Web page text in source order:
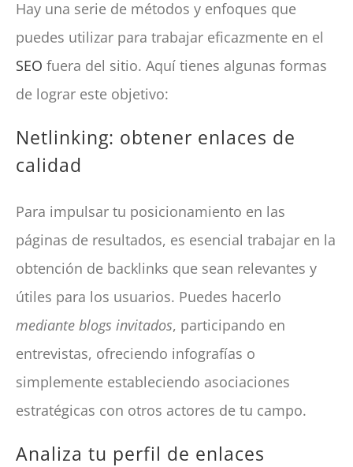
Hay una serie de métodos y enfoques que
puedes utilizar para trabajar eficazmente en el
SEO fuera del sitio. Aquí tienes algunas formas
de lograr este objetivo:
Netlinking: obtener enlaces de
calidad
Para impulsar tu posicionamiento en las
páginas de resultados, es esencial trabajar en la
obtención de backlinks que sean relevantes y
útiles para los usuarios. Puedes hacerlo
mediante blogs invitados, participando en
entrevistas, ofreciendo infografías o
simplemente estableciendo asociaciones
estratégicas con otros actores de tu campo.
Analiza tu perfil de enlaces